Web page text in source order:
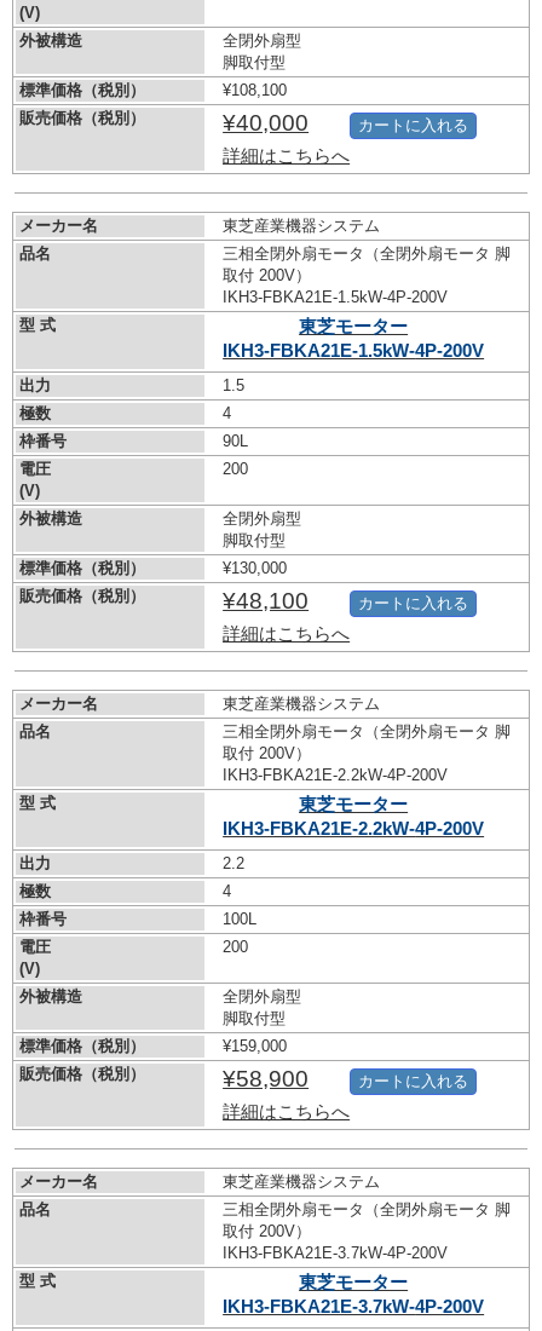
(V)
外被構造
全閉外扇型
脚取付型
標準価格（税別）
¥108,100
販売価格（税別）
¥40,000
詳細はこちらへ
カートに入れる
メーカー名
東芝産業機器システム
品名
三相全閉外扇モータ（全閉外扇モータ 脚
取付 200V）
IKH3-FBKA21E-1.5kW-4P-200V
型 式
東芝モーター
IKH3-FBKA21E-1.5kW-4P-200V
出力
1.5
極数
4
枠番号
90L
電圧
(V)
200
外被構造
全閉外扇型
脚取付型
標準価格（税別）
¥130,000
販売価格（税別）
¥48,100
詳細はこちらへ
カートに入れる
メーカー名
東芝産業機器システム
品名
三相全閉外扇モータ（全閉外扇モータ 脚
取付 200V）
IKH3-FBKA21E-2.2kW-4P-200V
型 式
東芝モーター
IKH3-FBKA21E-2.2kW-4P-200V
出力
2.2
極数
4
枠番号
100L
電圧
(V)
200
外被構造
全閉外扇型
脚取付型
標準価格（税別）
¥159,000
販売価格（税別）
¥58,900
詳細はこちらへ
カートに入れる
メーカー名
東芝産業機器システム
品名
三相全閉外扇モータ（全閉外扇モータ 脚
取付 200V）
IKH3-FBKA21E-3.7kW-4P-200V
型 式
東芝モーター
IKH3-FBKA21E-3.7kW-4P-200V